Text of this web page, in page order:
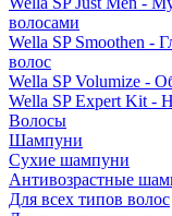
волосами
Wella SP Smoothen -
волос
Wella SP Volumize -
Wella SP Expert Kit -
Волосы
Шампуни
Сухие шампуни
Антивозрастные
Для всех типов волос